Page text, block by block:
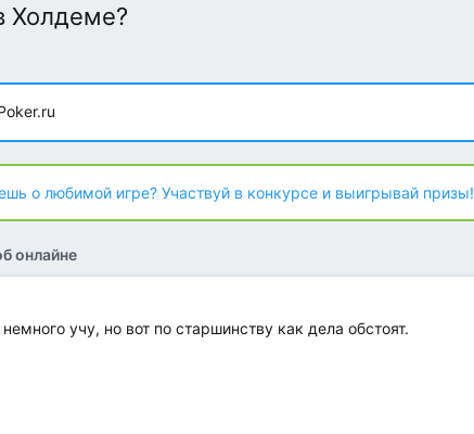
Холдеме?
о любимой игре? Участвуй в конкурсе и выигрывай призы!
онлайне
учу, но вот по старшинству как дела обстоят.